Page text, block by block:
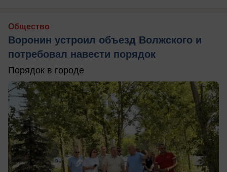
Общество
Воронин устроил объезд Волжского и
потребовал навести порядок
Порядок в городе